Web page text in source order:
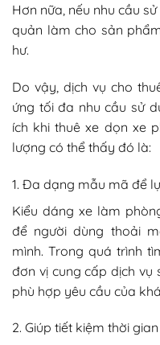
Hơn nữa, nếu nhu cầu
quản làm cho sản
hư.
Do vậy, dịch vụ cho
ứng tối đa nhu cầu sử
ích khi thuê xe dọn xe
lượng có thể thấy đó là:
1. Đa dạng mẫu mã để
Kiểu dáng xe làm
để người dùng thoải
mình. Trong quá trình
đơn vị cung cấp dịch vụ
phù hợp yêu cầu của
2. Giúp tiết kiệm thời